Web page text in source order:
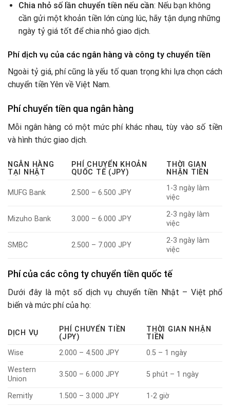
Chia nhỏ số lần chuyển tiền nếu cần: Nếu bạn không
cần gửi một khoản tiền lớn cùng lúc, hãy tận dụng những
ngày tỷ giá tốt để chia nhỏ giao dịch.
Phí dịch vụ của các ngân hàng và công ty chuyển tiền
Ngoài tỷ giá, phí cũng là yếu tố quan trọng khi lựa chọn cách
chuyển tiền Yên về Việt Nam.
Phí chuyển tiền qua ngân hàng
Mỗi ngân hàng có một mức phí khác nhau, tùy vào số tiền
và hình thức giao dịch.
NGÂN HÀNG
TẠI NHẬT
PHÍ CHUYỂN KHOẢN
QUỐC TẾ (JPY)
THỜI GIAN
NHẬN TIỀN
MUFG Bank 2.500 – 6.500 JPY
1-3 ngày làm
việc
Mizuho Bank 3.000 – 6.000 JPY
2-3 ngày làm
việc
SMBC 2.500 – 7.000 JPY
2-3 ngày làm
việc
Phí của các công ty chuyển tiền quốc tế
Dưới đây là một số dịch vụ chuyển tiền Nhật – Việt phổ
biến và mức phí của họ:
DỊCH VỤ
PHÍ CHUYỂN TIỀN
(JPY)
THỜI GIAN NHẬN
TIỀN
Wise
2.000 – 4.500 JPY
0.5 – 1 ngày
Western
Union
3.500 – 6.000 JPY 5 phút – 1 ngày
Remitly 1.500 – 3.000 JPY 1-2 giờ